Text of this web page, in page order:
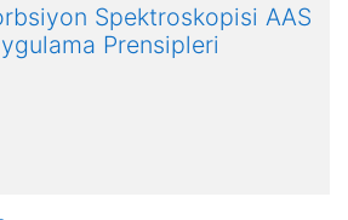
Spektroskopisi AAS
Prensipleri